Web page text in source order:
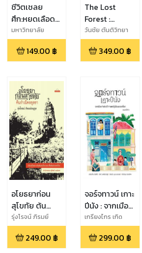
ชีวิตเชลย
ศึก:หยดเลือด
และหยาดน้ำตา
ในค่ายกักกัน
ไทยหลัง
มหาวิทยาลัย
มหิดล,เทพ บุญตา
นนท์ 149.00 ฿
The Lost
Forest :
ประวัติศาสตร์(การ
ทำลาย)สิ่ง
แวดล้อมไทย
ทรัพยากร
วันชัย ตันติวิทยา
พิทักษ์
349.00 ฿
อโยธยาก่อน
สุโขทัย ต้น
กำเนิดอยุธยา
รุ่งโรจน์ ภิรมย์
อนุกูล
249.00 ฿
จอร์จทาวน์ เกาะ
ปีนัง : จากเมือง
ท่า
ประวัติศาสตร์สู่
เมืองมรดกโลก
เกรียงไกร เกิด
ศิริ,ปัทม์ วงศ์
ประดิษฐ์,อิสรชัย
บูรณะ
299.00 ฿